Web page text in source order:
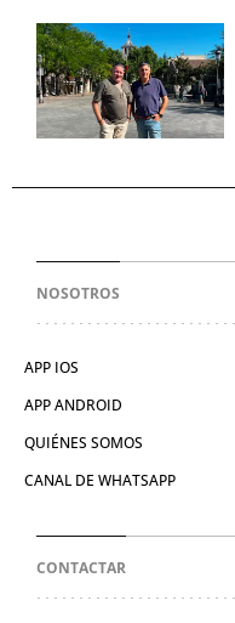
NOSOTROS
APP IOS
APP ANDROID
QUIÉNES SOMOS
CANAL DE WHATSAPP
CONTACTAR